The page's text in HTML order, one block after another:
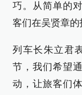
巧。从简单的
客们在吴贤章的
列车长朱立君
节，我们希望
动，让旅客们